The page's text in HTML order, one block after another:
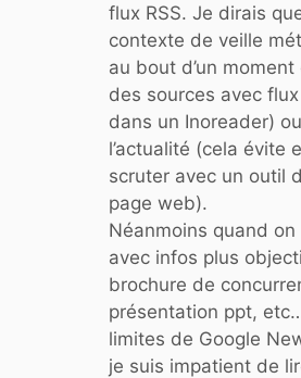
flux RSS. Je dirais
contexte de veille
au bout d’un
des sources avec
dans un Inoreader)
l’actualité (cela évite
scruter avec un outil
page web).
Néanmoins quand
avec infos plus
brochure de
présentation ppt,
limites de Google
je suis impatient de